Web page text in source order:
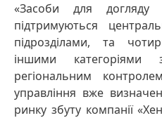
«Засоби для
підтримуються
підрозділами, та
іншими категоріями
регіональним
управління вже
ринку збуту компанії